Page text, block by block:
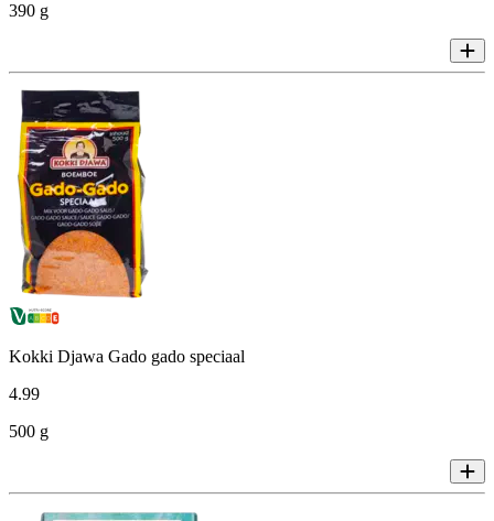
390 g
Kokki Djawa Gado gado speciaal
4.99
500 g